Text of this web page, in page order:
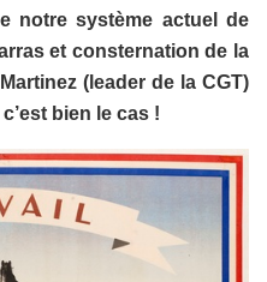
notre système actuel de
et consternation de la
(leader de la CGT)
bien le cas !